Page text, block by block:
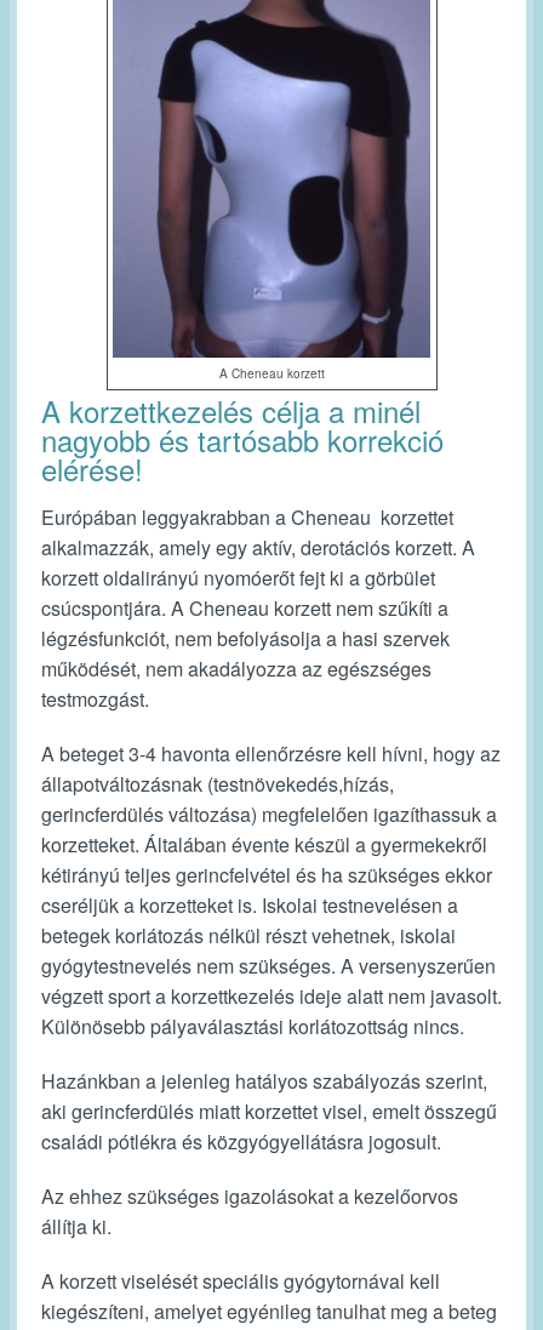
A Cheneau korzett
A korzettkezelés célja a minél
nagyobb és tartósabb korrekció
elérése!
Európában leggyakrabban aCheneau korzettet
alkalmazzák, amely egy aktív, derotációs korzett. A
korzett oldalirányú nyomóerőt fejt ki a görbület
csúcspontjára. A Cheneau korzett nem szűkíti a
légzésfunkciót, nem befolyásolja a hasi szervek
működését, nem akadályozza az egészséges
testmozgást.
A beteget 3-4 havonta ellenőrzésre kell hívni, hogy az
állapotváltozásnak (testnövekedés,hízás,
gerincferdülés változása) megfelelően igazíthassuk a
korzetteket. Általában évente készül a gyermekekről
kétirányú teljes gerincfelvétel és ha szükséges ekkor
cseréljük a korzetteket is. Iskolai testnevelésen a
betegek korlátozás nélkül részt vehetnek, iskolai
gyógytestnevelés nem szükséges. A versenyszerűen
végzett sport a korzettkezelés ideje alatt nem javasolt.
Különösebb pályaválasztási korlátozottság nincs.
Hazánkban a jelenleg hatályos szabályozás szerint,
aki gerincferdülés miatt korzettet visel, emelt összegű
családi pótlékra és közgyógyellátásra jogosult.
Az ehhez szükséges igazolásokat a kezelőorvos
állítja ki.
A korzett viselését speciális gyógytornával kell
kiegészíteni, amelyet egyénileg tanulhat meg a beteg